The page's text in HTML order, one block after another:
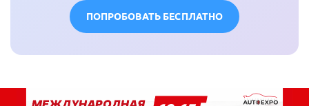
ПОПРОБОВАТЬ БЕСПЛАТНО